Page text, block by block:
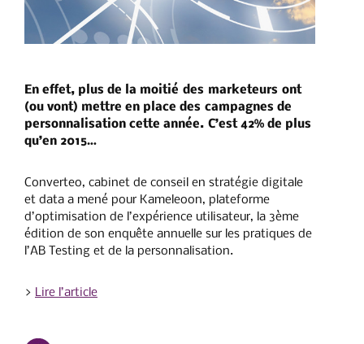
En effet, plus de la moitié des marketeurs ont
(ou vont) mettre en place des campagnes de
personnalisation cette année. C’est 42% de plus
qu’en 2015…
Converteo, cabinet de conseil en stratégie digitale
et data a mené pour Kameleoon, plateforme
d’optimisation de l’expérience utilisateur, la 3ème
édition de son enquête annuelle sur les pratiques de
l’AB Testing et de la personnalisation.
> Lire l’article